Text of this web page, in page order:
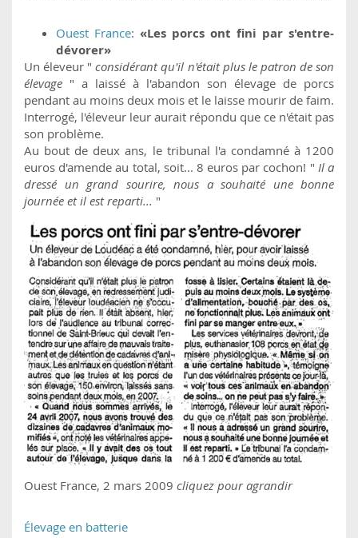
Ouest France: «Les porcs ont fini par s'entre-
dévorer»
Un éleveur "considérant qu'il n'était plus le patron de son
élevage " a laissé à l'abandon son élevage de porcs
pendant au moins deux mois et le laisse mourir de faim.
Interrogé, l'éleveur leur aurait répondu que ce n'était pas
son problème.
Au bout de deux ans, le tribunal l'a condamné à 1200
euros d'amende au total, soit... 8 euros par cochon! " Il a
dressé un grand sourire, nous a souhaité une bonne
journée et il est reparti... "
Ouest France, 2 mars 2009 cliquez pour agrandir
Élevage en batterie